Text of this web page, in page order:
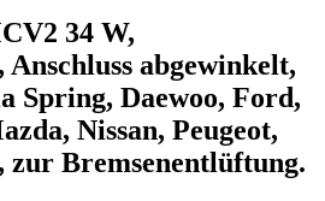
34 W,
abgewinkelt,
Spring, Daewoo, Ford,
Nissan, Peugeot,
zur Bremsenentlüftung.